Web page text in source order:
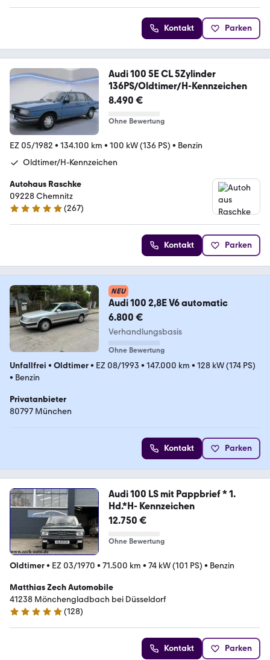
Kontakt Parken
Audi 100 5E CL 5Zylinder
136PS/Oldtimer/H-Kennzeichen
8.490 €
Ohne Bewertung
EZ 05/1982 • 134.100 km • 100 kW (136 PS) • Benzin
Oldtimer/H-Kennzeichen
Autohaus Raschke
09228 Chemnitz
4.8 Sterne
(267)
Kontakt Parken
NEU
Audi 100 2,8E V6 automatic
6.800 €
Verhandlungsbasis
Ohne Bewertung
Unfallfrei • Oldtimer• EZ 08/1993 • 147.000 km • 128 kW (174 PS)
• Benzin
Privatanbieter
80797 München
Kontakt Parken
Audi 100 LS mit Pappbrief * 1.
Hd.*H- Kennzeichen
12.750 €
Ohne Bewertung
Oldtimer• EZ 03/1970 • 71.500 km • 74 kW (101 PS) • Benzin
Matthias Zech Automobile
41238 Mönchengladbach bei Düsseldorf
4.8 Sterne
(128)
Kontakt Parken